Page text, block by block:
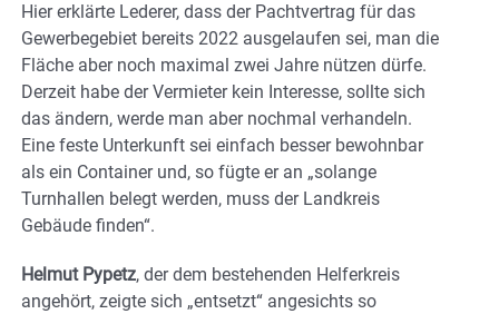
Hier erklärte Lederer, dass der Pachtvertrag für das
Gewerbegebiet bereits 2022 ausgelaufen sei, man die
Fläche aber noch maximal zwei Jahre nützen dürfe.
Derzeit habe der Vermieter kein Interesse, sollte sich
das ändern, werde man aber nochmal verhandeln.
Eine feste Unterkunft sei einfach besser bewohnbar
als ein Container und, so fügte er an „solange
Turnhallen belegt werden, muss der Landkreis
Gebäude finden“.
Helmut Pypetz, der dem bestehenden Helferkreis
angehört, zeigte sich „entsetzt“ angesichts so